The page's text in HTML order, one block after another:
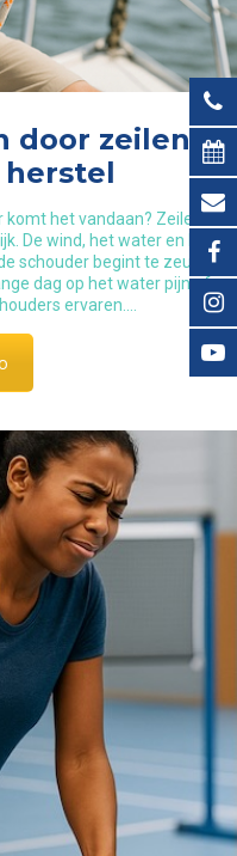
door zeilen –
herstel
het vandaan? Zeilen is
De wind, het water en het
schouder begint te zeuren.
dag op het water pijn of
ervaren.…